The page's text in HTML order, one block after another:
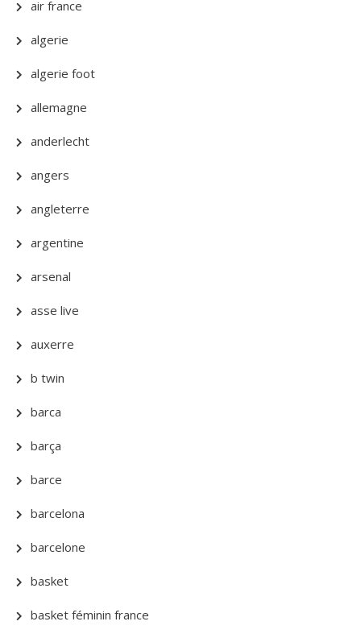
air france
algerie
algerie foot
allemagne
anderlecht
angers
angleterre
argentine
arsenal
asse live
auxerre
b twin
barca
barça
barce
barcelona
barcelone
basket
basket féminin france